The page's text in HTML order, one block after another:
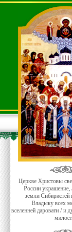
Церкве Христовы
России украшение,
земли
Владыку всех
вселенней даровати /